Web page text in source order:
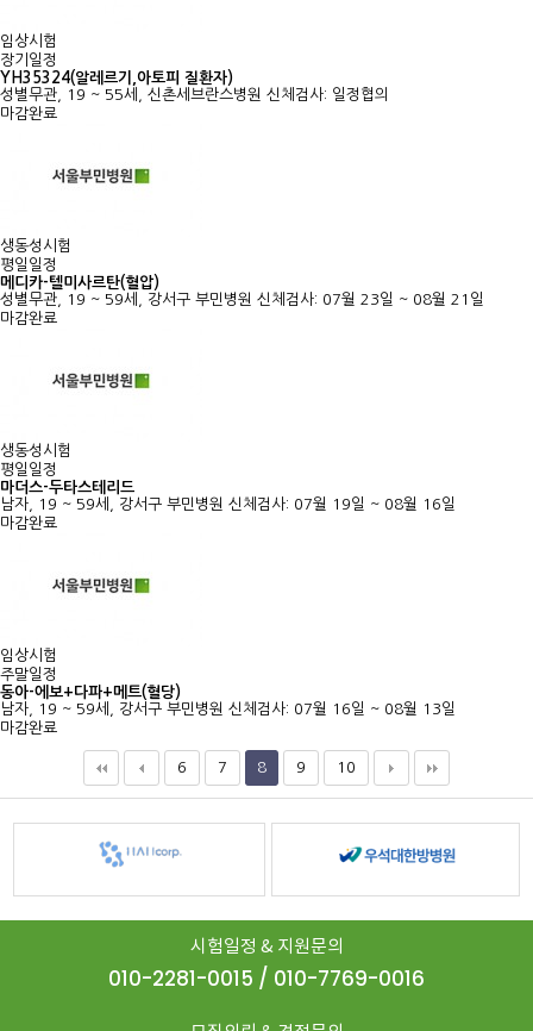
임상시험
장기일정
YH35324(알레르기,아토피 질환자)
성별무관, 19 ~ 55세, 신촌세브란스병원 신체검사: 일정협의
마감완료
생동성시험
평일일정
메디카-텔미사르탄(혈압)
성별무관, 19 ~ 59세, 강서구 부민병원 신체검사: 07월 23일 ~ 08월 21일
마감완료
생동성시험
평일일정
마더스-두타스테리드
남자, 19 ~ 59세, 강서구 부민병원 신체검사: 07월 19일 ~ 08월 16일
마감완료
임상시험
주말일정
동아-에보+다파+메트(혈당)
남자, 19 ~ 59세, 강서구 부민병원 신체검사: 07월 16일 ~ 08월 13일
마감완료
6 7 8 9 10
시험일정 & 지원문의
010-2281-0015 / 010-7769-0016